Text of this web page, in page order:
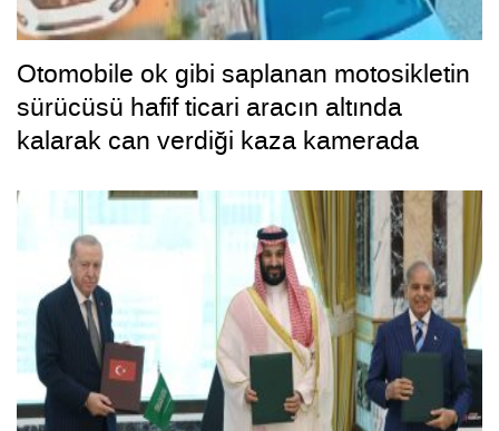
Otomobile ok gibi saplanan motosikletin
sürücüsü hafif ticari aracın altında
kalarak can verdiği kaza kamerada